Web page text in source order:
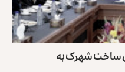
ساخت شهرک به